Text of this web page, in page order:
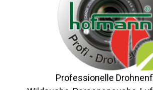
Professionelle